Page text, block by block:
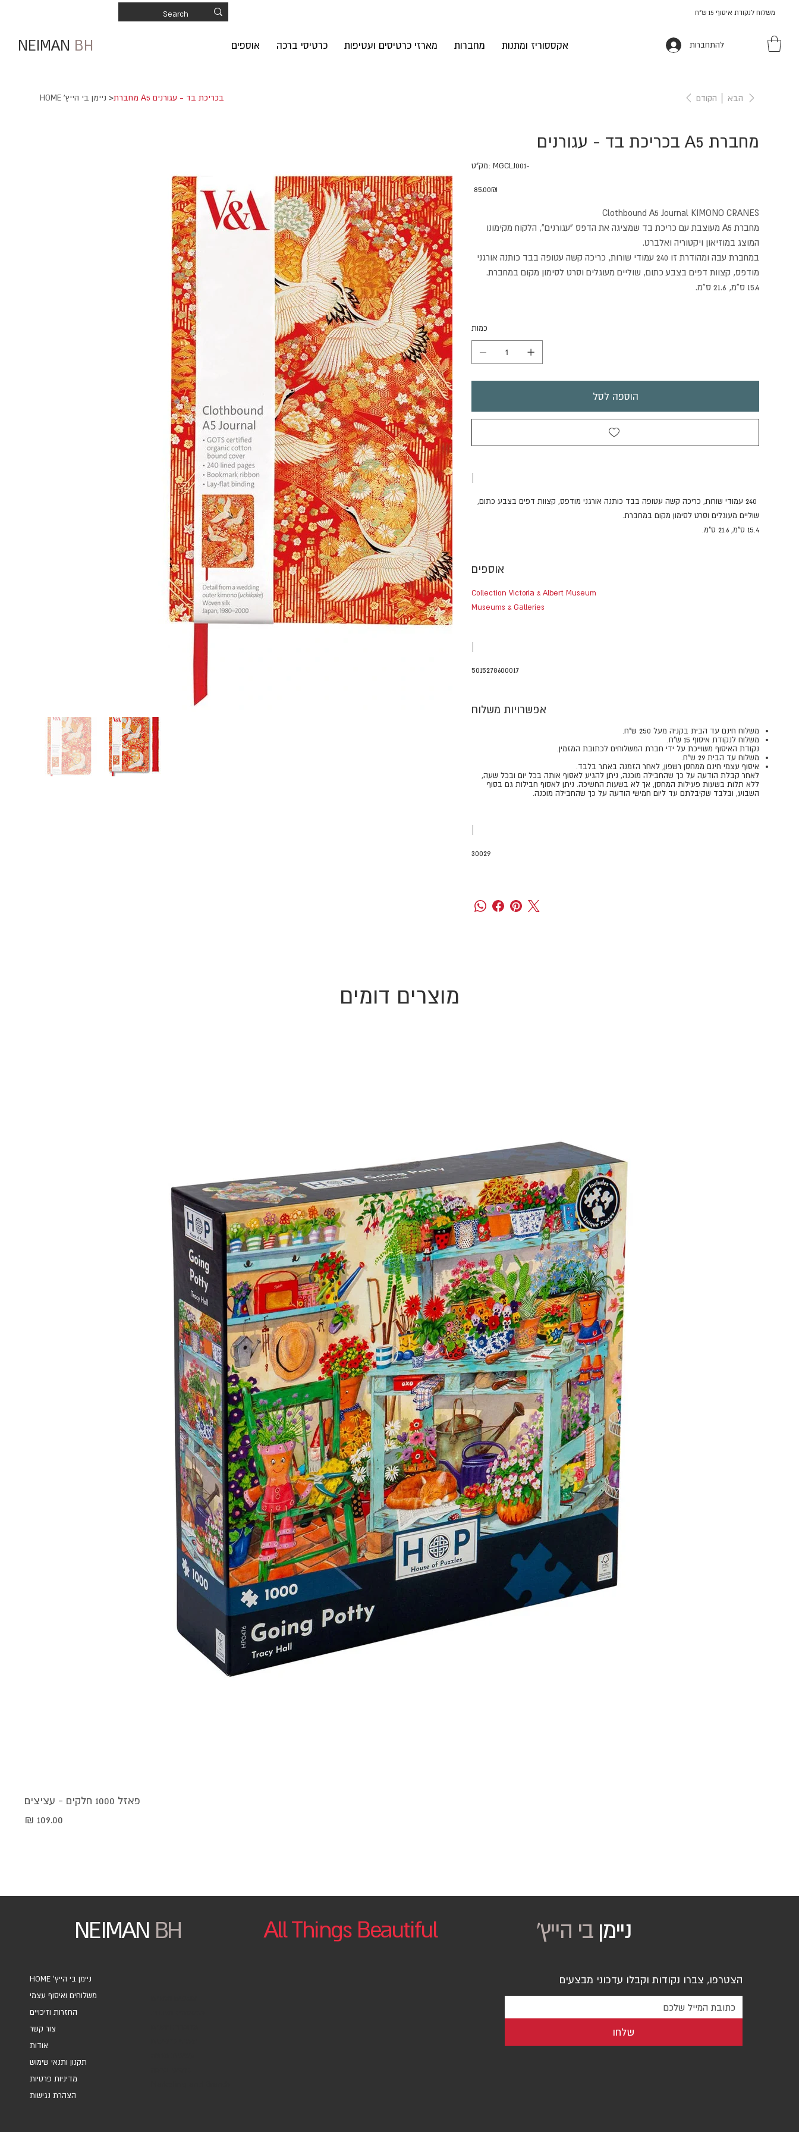
להתחברות אקססוריז ומתנות מחברות מארזי כרטיסים ועטיפות כרטיסי ברכה אוספים NEIMAN BH
משלוח לנקודת איסוף 15 ש"ח
HOME 'ניימן בי הייץ > מחברת A5 בכריכת בד - עגורנים הקודם הבא
מחברת A5 בכריכת בד - עגורנים
מק"ט: מק"ט
MGCLJ001-
MGCLJ001-
‏85.00 ‏₪
Clothbound A5 Journal KIMONO CRANES
מחברת A5 מעוצבת עם כריכת בד שמציגה את הדפס "עגורנים", הלקוח מקימונו
המוצג במוזיאון ויקטוריה ואלברט.
במחברת עבה ומהודרת זו 240 עמודי שורות, כריכה קשה עטופה בבד כותנה אורגני
מודפס, קצוות דפים בצבע כתום, שוליים מעוגלים וסרט לסימון מקום במחברת.
15.4 ס"מ, 21.6 ס"מ.
כמות
הוספה לסל
240 עמודי שורות, כריכה קשה עטופה בבד כותנה אורגני מודפס, קצוות דפים בצבע כתום,
שוליים מעוגלים וסרט לסימון מקום במחברת.
15.4 ס"מ, 21.6 ס"מ.
אוספים
Collection Victoria & Albert Museum
Museums & Galleries
5015278600017
אפשרויות משלוח
משלוח חינם עד הבית בקניה מעל 250 ש"ח.
משלוח לנקודת איסוף 15 ש"ח.
נקודת האיסוף משוייכת על ידי חברת המשלוחים לכתובת המזמין.
משלוח עד הבית 29 ש"ח.
איסוף עצמי חינם ממחסן רשפון, לאחר הזמנה באתר בלבד.
​​​​​​​לאחר קבלת הודעה על כך שהחבילה מוכנה, ניתן להגיע לאסוף אותה בכל יום ובכל שעה,
ללא תלות בשעות פעילות המחסן, אך לא בשעות החשיכה. ניתן לאסוף חבילות גם בסוף
השבוע, ובלבד שקיבלתם עד ליום חמישי הודעה על כך שהחבילה מוכנה.
30029
מוצרים דומים
פאזל 1000 חלקים - עציצים
מחיר
HOME 'ניימן בי הייץ
משלוחים ואיסוף עצמי
החזרות וזיכויים
צור קשר
אודות
תקנון ותנאי שימוש
מדיניות פרטיות
הצהרת נגישות
הצטרפו, צברו נקודות וקבלו עדכוני מבצעים
שלחו
NEIMAN BH All Things Beautiful ' ניימןבי הייץ